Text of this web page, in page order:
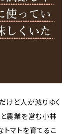
けど人が減りゆく
農業を営む小林
マトを育てるこ